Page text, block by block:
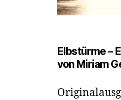
Elbstürme –
von Miriam